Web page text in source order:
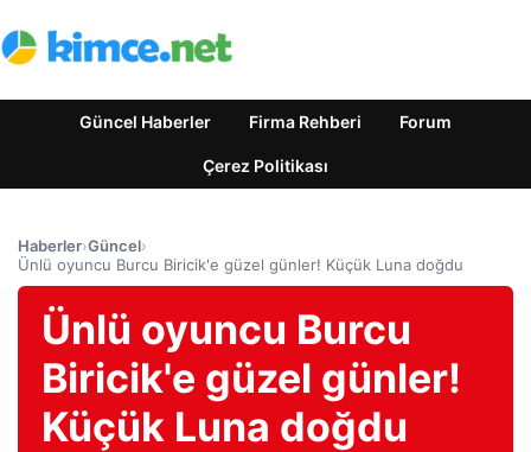
Güncel Haberler Firma Rehberi Forum
Çerez Politikası
Haberler›Güncel›
Ünlü oyuncu Burcu Biricik'e güzel günler! Küçük Luna doğdu
Ünlü oyuncu Burcu
Biricik'e güzel günler!
Küçük Luna doğdu